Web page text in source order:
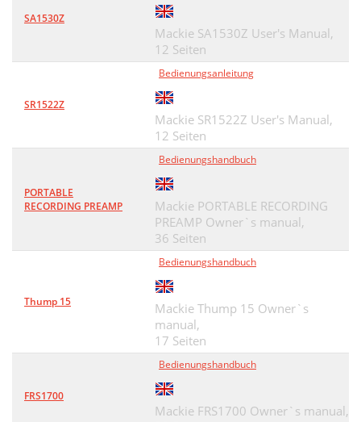
SA1530Z
Mackie SA1530Z User's Manual,
12 Seiten
SR1522Z
Bedienungsanleitung
Mackie SR1522Z User's Manual,
12 Seiten
PORTABLE
RECORDING PREAMP
Bedienungshandbuch
Mackie PORTABLE RECORDING
PREAMP Owner`s manual,
36 Seiten
Thump 15
Bedienungshandbuch
Mackie Thump 15 Owner`s
manual,
17 Seiten
FRS1700
Bedienungshandbuch
Mackie FRS1700 Owner`s manual,